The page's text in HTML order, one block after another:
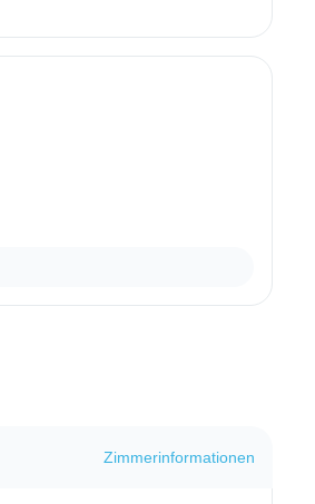
Zimmerinformationen